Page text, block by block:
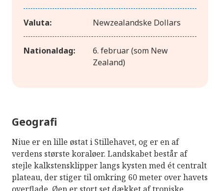
Valuta: Newzealandske Dollars
Nationaldag:
6. februar (som New
Zealand)
Geografi
Niue er en lille østat i Stillehavet, og er en af ​​
verdens største koraløer. Landskabet består af
stejle kalkstensklipper langs kysten med ét centralt
plateau, der stiger til omkring 60 meter over havets